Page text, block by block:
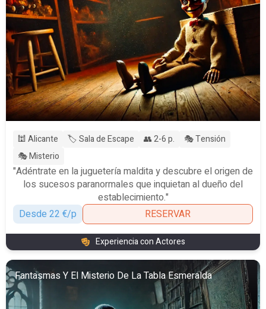
🕍 Alicante 🏷️ Sala de Escape 👥 2-6 p.
🎭 Tensión
🎭 Misterio
"Adéntrate en la juguetería maldita y descubre el origen de
los sucesos paranormales que inquietan al dueño del
establecimiento."
Desde 22 €/p
RESERVAR
Experiencia con Actores
Fantasmas Y El Misterio De La Tabla Esmeralda